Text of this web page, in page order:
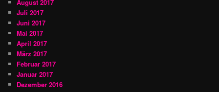
August 2017
Juli 2017
Juni 2017
Mai 2017
April 2017
März 2017
Februar 2017
Januar 2017
Dezember 2016